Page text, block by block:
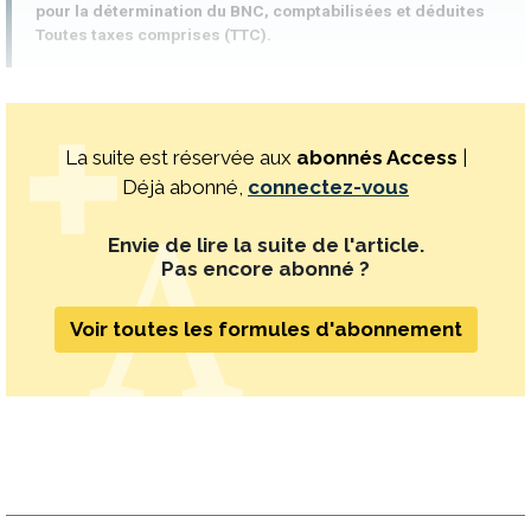
pour la détermination du BNC, comptabilisées et déduites
Toutes taxes comprises (TTC).
La suite est réservée aux abonnés Access
Déjà abonné, connectez-vous
Envie de lire la suite de l'article.
Pas encore abonné ?
Voir toutes les formules d'abonnement